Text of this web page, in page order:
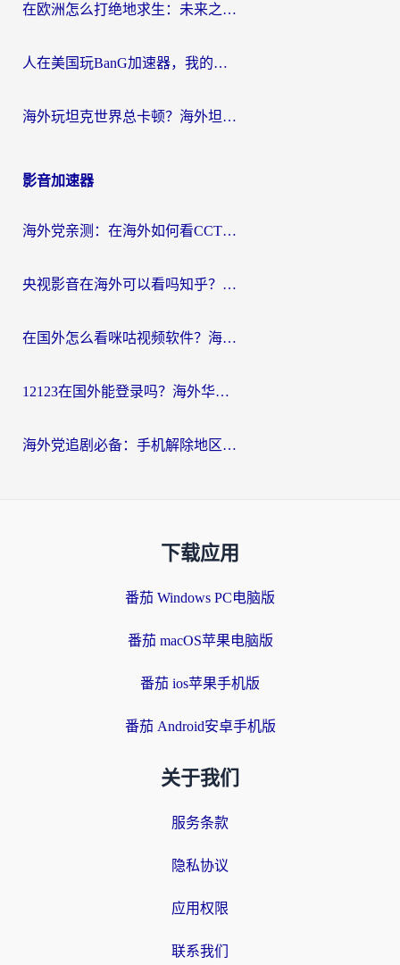
在欧洲怎么打绝地求生：未来之役不卡？留学生亲测的加速器避坑指南
人在美国玩BanG加速器，我的延迟终于绿了
海外玩坦克世界总卡顿？海外坦克世界加速器有哪些？实测好用的选择在这里
影音加速器
海外党亲测：在海外如何看CCTV？告别“仅限大陆播放”的实用指南
央视影音在海外可以看吗知乎？留学生亲测：3步解决地域限制+追剧自由
在国外怎么看咪咕视频软件？海外党亲测有效的回国加速方案
12123在国外能登录吗？海外华人必看的回国加速实用指南
海外党追剧必备：手机解除地区限制app怎么选？解决央视视频&国内剧地区限制全指南
下载应用
番茄 Windows PC电脑版
番茄 macOS苹果电脑版
番茄 ios苹果手机版
番茄 Android安卓手机版
关于我们
服务条款
隐私协议
应用权限
联系我们